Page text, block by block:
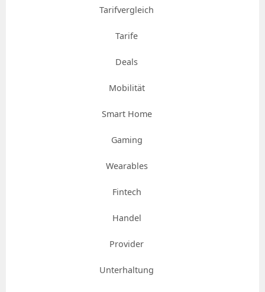
Tarifvergleich
Tarife
Deals
Mobilität
Smart Home
Gaming
Wearables
Fintech
Handel
Provider
Unterhaltung